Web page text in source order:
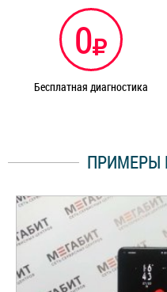
0
Бесплатная диагностика
ПРИМЕРЫ